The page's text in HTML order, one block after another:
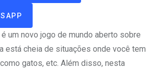
é um novo jogo de mundo aberto sobre
está cheia de situações onde você tem
gatos, etc. Além disso, nesta